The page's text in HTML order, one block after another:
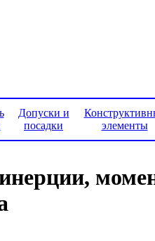
Допуски и
посадки
элементы